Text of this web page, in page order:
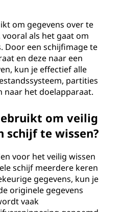
om gegevens over te
als het gaat om
Door een schijfimage te
en deze naar een
kun je effectief alle
partities
naar het doelapparaat.
om veilig
schijf te wissen?
voor het veilig wissen
schijf meerdere keren
gegevens, kun je
originele gegevens
vaak